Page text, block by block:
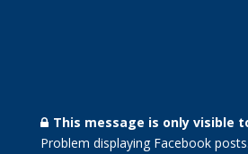
This message is only visible
Problem displaying Facebook posts.